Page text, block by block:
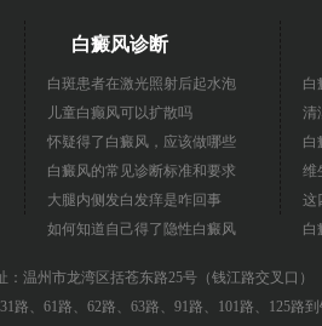
白癜风诊断
白斑患者在激光照射后起水泡
儿童白癫风可以扩散吗
怀疑得了白癜风，应该做哪些
白癜风的常见诊断标准和要求
大腿内侧发白发痒是咋回事
如何知道自己得了隐性白癜风
白
清
白
维
这
白
：温州市龙湾区括苍东路25号（钱江路交叉口）
路、61路、62路、63路、91路、101路、125路到